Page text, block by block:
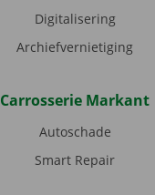
Digitalisering
Archiefvernietiging
Carrosserie Markant
Autoschade
Smart Repair